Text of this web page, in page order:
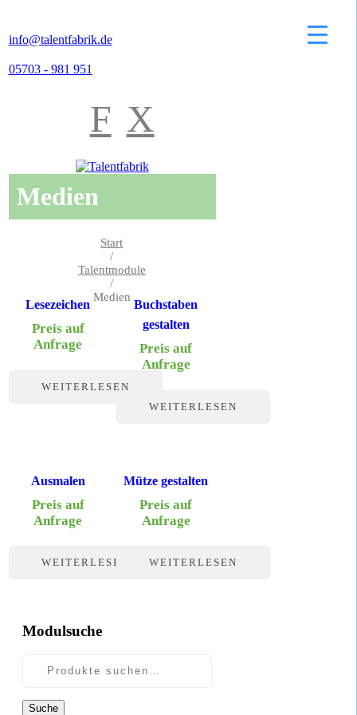
info@talentfabrik.de
05703 - 981 951
F X
Medien
Start
/
Talentmodule
/
Medien
Lesezeichen
Preis auf
Anfrage
WEITERLESEN
Buchstaben
gestalten
Preis auf
Anfrage
WEITERLESEN
Ausmalen
Preis auf
Anfrage
WEITERLESEN
Mütze gestalten
Preis auf
Anfrage
WEITERLESEN
Modulsuche
Suche